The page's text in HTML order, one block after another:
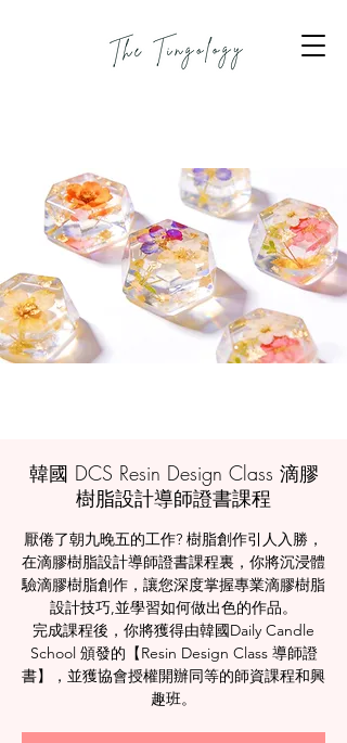
韓國 DCS Resin Design Class 滴膠
樹脂設計導師證書課程
厭倦了朝九晚五的工作? 樹脂創作引人入勝，
在滴膠樹脂設計導師證書課程裏，你將沉浸體
驗滴膠樹脂創作，讓您深度掌握專業滴膠樹脂
設計技巧,並學習如何做出色的作品。
完成課程後，你將獲得由韓國Daily Candle
School 頒發的【Resin Design Class 導師證
書】，並獲協會授權開辦同等的師資課程和興
趣班。